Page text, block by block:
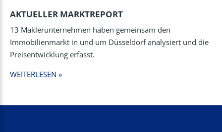
AKTUELLER MARKTREPORT
13 Maklerunternehmen haben gemeinsam den
Immobilienmarkt in und um Düsseldorf analysiert und die
Preisentwicklung erfasst.
WEITERLESEN »